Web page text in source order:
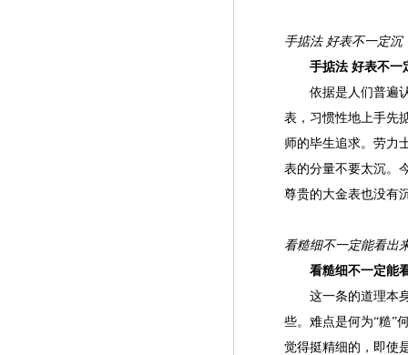
手掂法 好表不一定沉
手掂法 好表不一
依据是人们普遍认
表，习惯性地上手先
师的毕生追求。劳力
表的分量不要太沉。
尊贵的大金表也没有
看糙细不一定能看出
看糙细不一定能
这一条的道理本身
些。难点是何为“糙”
觉得挺精细的，即使